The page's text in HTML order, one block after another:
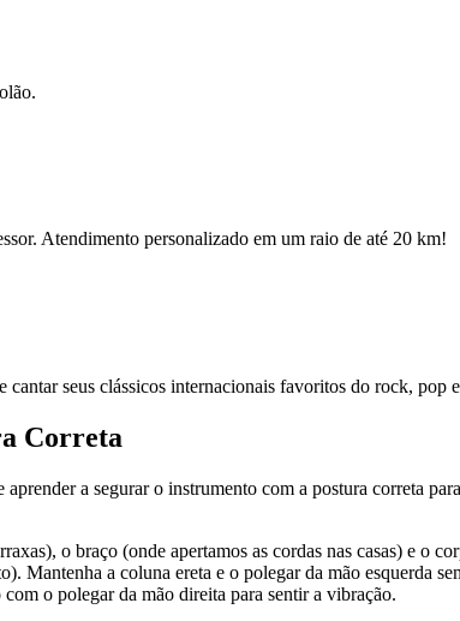
Atendimento personalizado em um raio de até 20 km!
seus clássicos internacionais favoritos do rock, pop
Correta
a segurar o instrumento com a postura correta
o braço (onde apertamos as cordas nas casas) e o
Mantenha a coluna ereta e o polegar da mão esquerda
o polegar da mão direita para sentir a vibração.